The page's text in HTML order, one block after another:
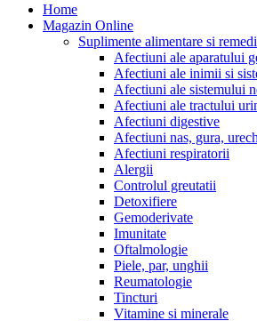
Home
Magazin Online
Suplimente alimentare si
Afectiuni ale aparatului
Afectiuni ale inimii si
Afectiuni ale sistemului
Afectiuni ale tractului
Afectiuni digestive
Afectiuni nas, gura,
Afectiuni respiratorii
Alergii
Controlul greutatii
Detoxifiere
Gemoderivate
Imunitate
Oftalmologie
Piele, par, unghii
Reumatologie
Tincturi
Vitamine si minerale